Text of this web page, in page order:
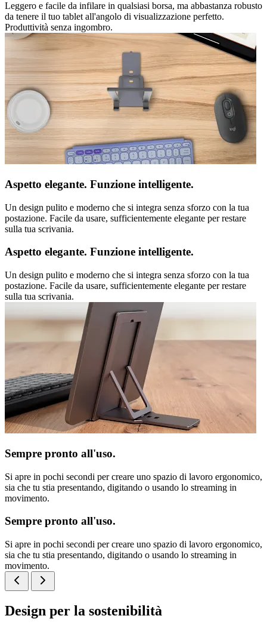
Leggero e facile da infilare in qualsiasi borsa, ma abbastanza robusto
da tenere il tuo tablet all'angolo di visualizzazione perfetto.
Produttività senza ingombro.
Aspetto elegante. Funzione intelligente.
Un design pulito e moderno che si integra senza sforzo con la tua
postazione. Facile da usare, sufficientemente elegante per restare
sulla tua scrivania.
Aspetto elegante. Funzione intelligente.
Un design pulito e moderno che si integra senza sforzo con la tua
postazione. Facile da usare, sufficientemente elegante per restare
sulla tua scrivania.
Sempre pronto all'uso.
Si apre in pochi secondi per creare uno spazio di lavoro ergonomico,
sia che tu stia presentando, digitando o usando lo streaming in
movimento.
Sempre pronto all'uso.
Si apre in pochi secondi per creare uno spazio di lavoro ergonomico,
sia che tu stia presentando, digitando o usando lo streaming in
movimento.
Design per la sostenibilità